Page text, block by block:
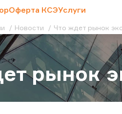
Оферта КСЭУслуги
Новости Что ждет рынок
рынок